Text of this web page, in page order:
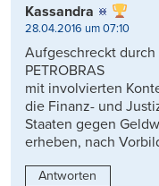
Kassandra
28.04.2016 um 07:10
Aufgeschreckt durch
PETROBRAS
mit involvierten
die Finanz- und
Staaten gegen
erheben, nach
Antworten